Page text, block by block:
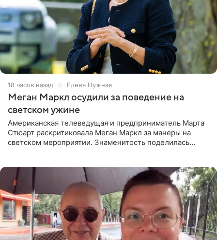
18 часов назад Елена Нужная
Меган Маркл осудили за поведение на
светском ужине
Американская телеведущая и предприниматель Марта
Стюарт раскритиковала Меган Маркл за манеры на
светском мероприятии. Знаменитость поделилась